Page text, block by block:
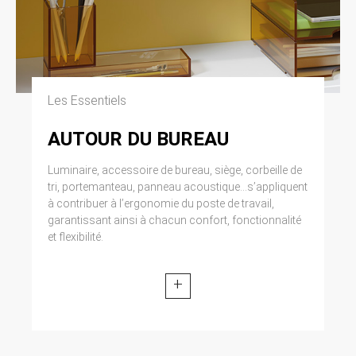
Les Essentiels
AUTOUR DU BUREAU
Luminaire, accessoire de bureau, siège, corbeille de
tri, portemanteau, panneau acoustique...s’appliquent
à contribuer à l’ergonomie du poste de travail,
garantissant ainsi à chacun confort, fonctionnalité
et flexibilité.
+